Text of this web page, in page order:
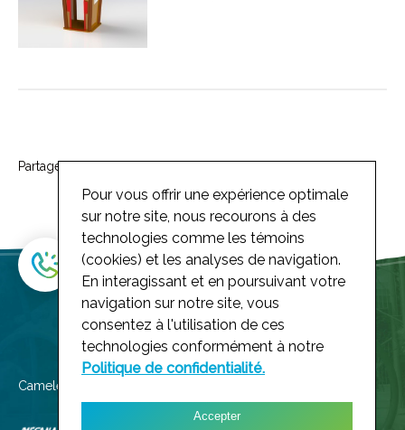
Partagez cette page à votre réseau
Cameleoh! membre du groupe
Pour vous offrir une expérience optimale
sur notre site, nous recourons à des
technologies comme les témoins
(cookies) et les analyses de navigation.
En interagissant et en poursuivant votre
navigation sur notre site, vous
consentez à l'utilisation de ces
technologies conformément à notre
Politique de confidentialité.
Accepter